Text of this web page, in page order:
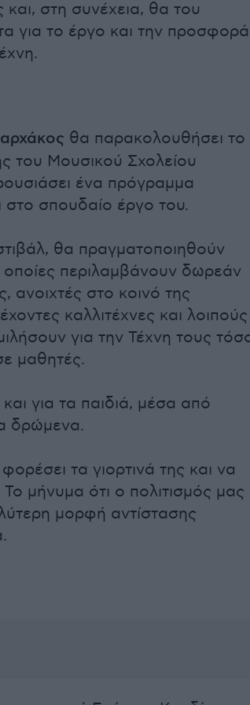
στη συνέχεια, θα του
για το έργο και την προσφορά
θα παρακολουθήσει το
του Μουσικού Σχολείου
ένα πρόγραμμα
στο σπουδαίο έργο του.
θα πραγματοποιηθούν
περιλαμβάνουν δωρεάν
ανοιχτές στο κοινό της
καλλιτέχνες και λοιπούς
για την Τέχνη τους
μαθητές.
για τα παιδιά, μέσα από
δρώμενα.
τα γιορτινά της και να
Το μήνυμα ότι ο πολιτισμός μας
μορφή αντίστασης